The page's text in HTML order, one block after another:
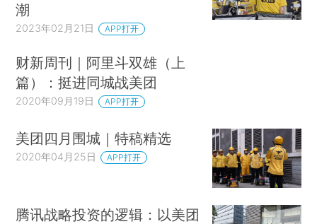
潮
2023年02月21日 APP打开
财新周刊｜阿里斗双雄（上
篇）：挺进同城战美团
2020年09月19日 APP打开
美团四月围城｜特稿精选
2020年04月25日 APP打开
腾讯战略投资的逻辑：以美团